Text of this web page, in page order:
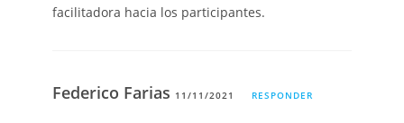
facilitadora hacia los participantes.
Federico Farias 11/11/2021 RESPONDER